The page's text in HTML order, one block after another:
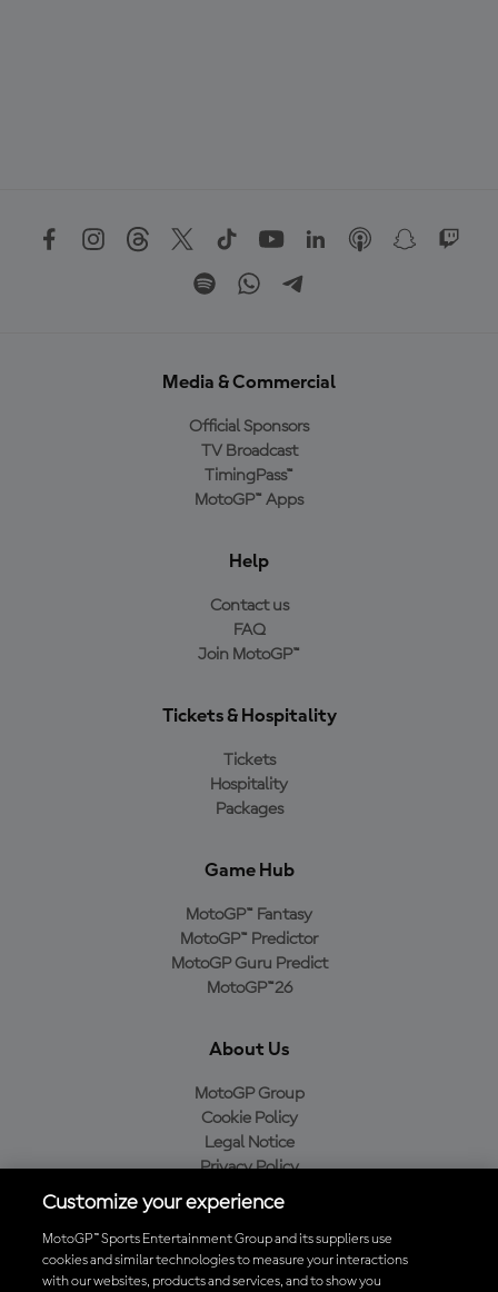
Media & Commercial
Official Sponsors
TV Broadcast
TimingPass™
MotoGP™ Apps
Help
Contact us
FAQ
Join MotoGP™
Tickets & Hospitality
Tickets
Hospitality
Packages
Game Hub
MotoGP™ Fantasy
MotoGP™ Predictor
MotoGP Guru Predict
MotoGP™26
About Us
MotoGP Group
Cookie Policy
Legal Notice
Privacy Policy
Purchase Policy
Baixe o aplicativo oficial da MotoGP™
Customize your experience
MotoGP™ Sports Entertainment Group and its suppliers use
cookies and similar technologies to measure your interactions
with our websites, products and services, and to show you